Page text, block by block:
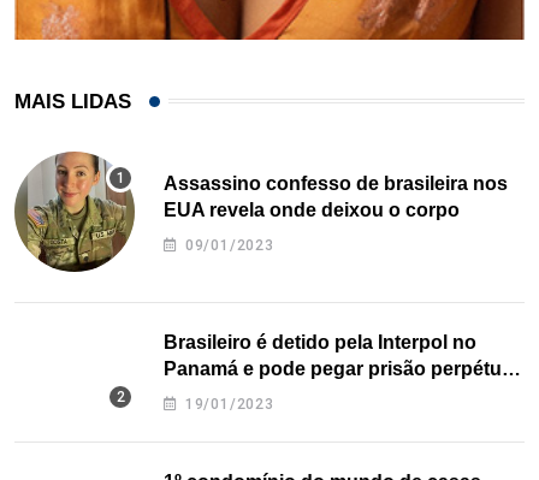
MAIS LIDAS
Assassino confesso de brasileira nos
EUA revela onde deixou o corpo
09/01/2023
Brasileiro é detido pela Interpol no
Panamá e pode pegar prisão perpétua
nos EUA
19/01/2023